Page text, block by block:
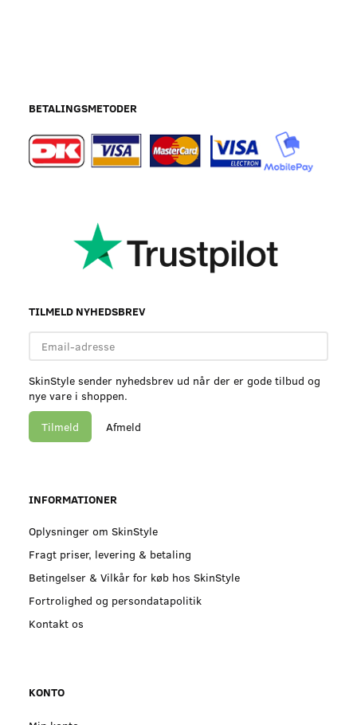
BETALINGSMETODER
TILMELD NYHEDSBREV
Email-
adresse
SkinStyle sender nyhedsbrev ud når der er gode tilbud og
nye vare i shoppen.
Tilmeld Afmeld
INFORMATIONER
Oplysninger om SkinStyle
Fragt priser, levering & betaling
Betingelser & Vilkår for køb hos SkinStyle
Fortrolighed og persondatapolitik
Kontakt os
KONTO